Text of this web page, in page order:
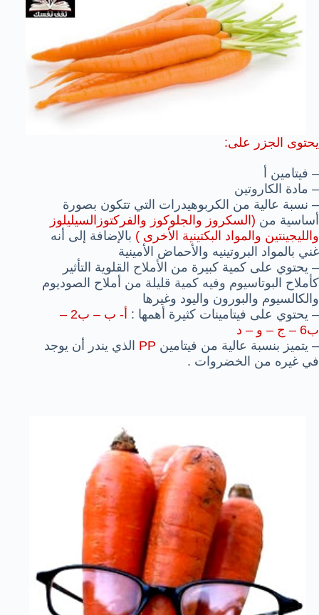
يحتوى الجزر على:
– فيتامين أ
– مادة الكاروتين
– نسبة عالية من الكربوهيدرات التي تتكون بصورة
أساسية من (السكروز والجلوكوز والفركتوزالسيليلوز
والليجينتين والمواد البكتينية الأخرى ) بالإضافة إلى أنه
غني بالمواد البروتينيه والأحماض الأمينية
– يحتوي على كمية كبيرة من الأملاح القلوية التأثير
كأملاح البوتاسيوم وفيه كمية قليلة من أملاح الصوديوم
والكالسيوم والبورون واليود وغيرها
– يحتوي على فيتامينات كثيرة أهمها :
أ- ب – ب2 –
ب6 – ج – و – د
– يتميز بنسبة عالية من فيتامين PP الذي يندر أن يوجد
في غيره من الخضروات .